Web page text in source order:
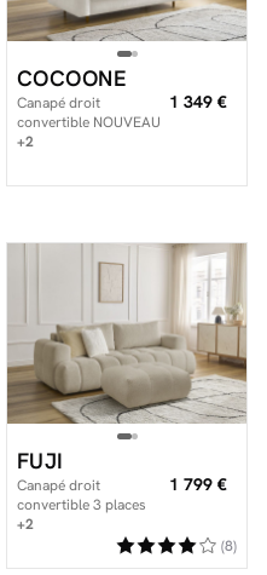
COCOONE
Canapé droit
convertible NOUVEAU
COCOONE ouverture
1 349 €
+2
FUJI
Canapé droit
convertible 3 places
FUJI tissu bouclette
1 799 €
+2
(8)